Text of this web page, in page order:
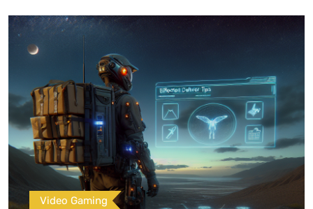
Video Gaming